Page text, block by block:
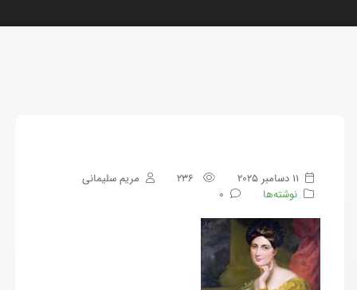
11 دسامبر 2025
مریم سلیمانی
نوشته‌ها
0